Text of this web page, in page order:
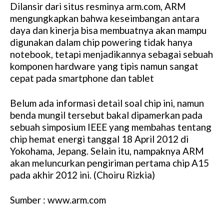
M
u
t
e
Dilansir dari situs resminya arm.com, ARM
mengungkapkan bahwa keseimbangan antara
daya dan kinerja bisa membuatnya akan mampu
digunakan dalam chip powering tidak hanya
notebook, tetapi menjadikannya sebagai sebuah
komponen hardware yang tipis namun sangat
cepat pada smartphone dan tablet
Belum ada informasi detail soal chip ini, namun
benda mungil tersebut bakal dipamerkan pada
sebuah simposium IEEE yang membahas tentang
chip hemat energi tanggal 18 April 2012 di
Yokohama, Jepang. Selain itu, nampaknya ARM
akan meluncurkan pengiriman pertama chip A15
pada akhir 2012 ini. (Choiru Rizkia)
Sumber : www.arm.com